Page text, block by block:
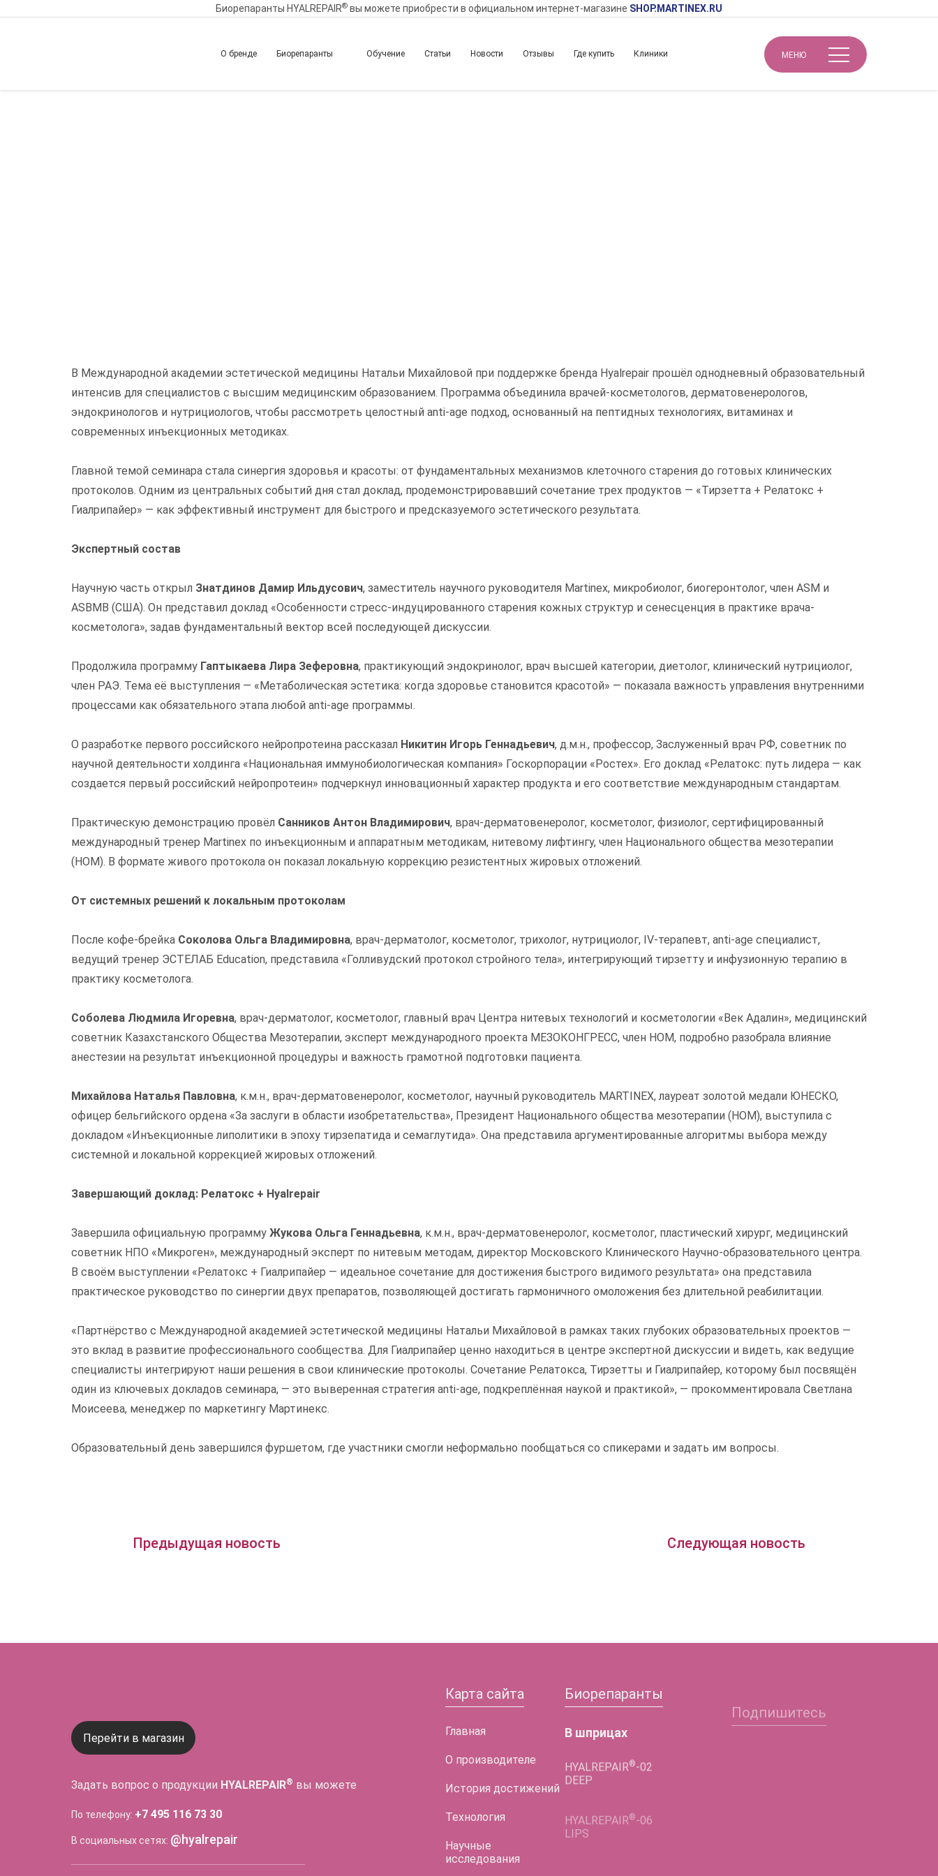
Биорепаранты HYALREPAIR® вы можете приобрести в официальном интернет-магазине SHOP.MARTINEX.RU
О бренде Биорепаранты Обучение Статьи Новости Отзывы Где купить Клиники МЕНЮ
В Международной академии эстетической медицины Натальи Михайловой при поддержке бренда Hyalrepair прошёл однодневный образовательный
интенсив для специалистов с высшим медицинским образованием. Программа объединила врачей-косметологов, дерматовенерологов,
эндокринологов и нутрициологов, чтобы рассмотреть целостный anti-age подход, основанный на пептидных технологиях, витаминах и
современных инъекционных методиках.
Главной темой семинара стала синергия здоровья и красоты: от фундаментальных механизмов клеточного старения до готовых клинических
протоколов. Одним из центральных событий дня стал доклад, продемонстрировавший сочетание трех продуктов — «Тирзетта + Релатокс +
Гиалрипайер» — как эффективный инструмент для быстрого и предсказуемого эстетического результата.
Экспертный состав
Научную часть открыл Знатдинов Дамир Ильдусович, заместитель научного руководителя Martinex, микробиолог, биогеронтолог, член ASM и
ASBMB (США). Он представил доклад «Особенности стресс-индуцированного старения кожных структур и сенесценция в практике врача-
косметолога», задав фундаментальный вектор всей последующей дискуссии.
Продолжила программу Гаптыкаева Лира Зеферовна, практикующий эндокринолог, врач высшей категории, диетолог, клинический нутрициолог,
член РАЭ. Тема её выступления — «Метаболическая эстетика: когда здоровье становится красотой» — показала важность управления внутренними
процессами как обязательного этапа любой anti-age программы.
О разработке первого российского нейропротеина рассказал Никитин Игорь Геннадьевич, д.м.н., профессор, Заслуженный врач РФ, советник по
научной деятельности холдинга «Национальная иммунобиологическая компания» Госкорпорации «Ростех». Его доклад «Релатокс: путь лидера — как
создается первый российский нейропротеин» подчеркнул инновационный характер продукта и его соответствие международным стандартам.
Практическую демонстрацию провёл Санников Антон Владимирович, врач-дерматовенеролог, косметолог, физиолог, сертифицированный
международный тренер Martinex по инъекционным и аппаратным методикам, нитевому лифтингу, член Национального общества мезотерапии
(НОМ). В формате живого протокола он показал локальную коррекцию резистентных жировых отложений.
От системных решений к локальным протоколам
После кофе-брейка Соколова Ольга Владимировна, врач-дерматолог, косметолог, трихолог, нутрициолог, IV-терапевт, anti-age специалист,
ведущий тренер ЭСТЕЛАБ Education, представила «Голливудский протокол стройного тела», интегрирующий тирзетту и инфузионную терапию в
практику косметолога.
Соболева Людмила Игоревна, врач-дерматолог, косметолог, главный врач Центра нитевых технологий и косметологии «Век Адалин», медицинский
советник Казахстанского Общества Мезотерапии, эксперт международного проекта МЕЗОКОНГРЕСС, член НОМ, подробно разобрала влияние
анестезии на результат инъекционной процедуры и важность грамотной подготовки пациента.
Михайлова Наталья Павловна, к.м.н., врач-дерматовенеролог, косметолог, научный руководитель MARTINEX, лауреат золотой медали ЮНЕСКО,
офицер бельгийского ордена «За заслуги в области изобретательства», Президент Национального общества мезотерапии (НОМ), выступила с
докладом «Инъекционные липолитики в эпоху тирзепатида и семаглутида». Она представила аргументированные алгоритмы выбора между
системной и локальной коррекцией жировых отложений.
Завершающий доклад: Релатокс + Hyalrepair
Завершила официальную программу Жукова Ольга Геннадьевна, к.м.н., врач-дерматовенеролог, косметолог, пластический хирург, медицинский
советник НПО «Микроген», международный эксперт по нитевым методам, директор Московского Клинического Научно-образовательного центра.
В своём выступлении «Релатокс + Гиалрипайер — идеальное сочетание для достижения быстрого видимого результата» она представила
практическое руководство по синергии двух препаратов, позволяющей достигать гармоничного омоложения без длительной реабилитации.
«Партнёрство с Международной академией эстетической медицины Натальи Михайловой в рамках таких глубоких образовательных проектов —
это вклад в развитие профессионального сообщества. Для Гиалрипайер ценно находиться в центре экспертной дискуссии и видеть, как ведущие
специалисты интегрируют наши решения в свои клинические протоколы. Сочетание Релатокса, Тирзетты и Гиалрипайер, которому был посвящён
один из ключевых докладов семинара, — это выверенная стратегия anti-age, подкреплённая наукой и практикой», — прокомментировала Светлана
Моисеева, менеджер по маркетингу Мартинекс.
Образовательный день завершился фуршетом, где участники смогли неформально пообщаться со спикерами и задать им вопросы.
Предыдущая новость Следующая новость
Перейти в магазин
Задать вопрос о продукции HYALREPAIR® вы можете
По телефону: +7 495 116 73 30
В социальных сетях: @hyalrepair
Карта сайта
Главная
О производителе
История достижений
Технология
Научные
исследования
Биорепаранты
В шприцах
HYALREPAIR
-02
DEEP
LIPS